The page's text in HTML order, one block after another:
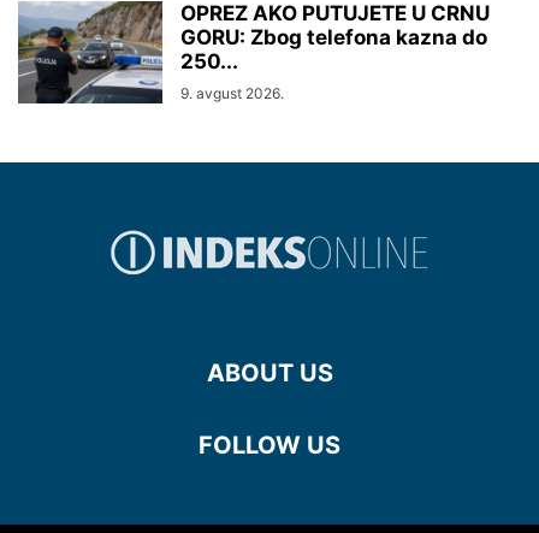
OPREZ AKO PUTUJETE U CRNU
GORU: Zbog telefona kazna do
250...
9. avgust 2026.
ABOUT US
FOLLOW US